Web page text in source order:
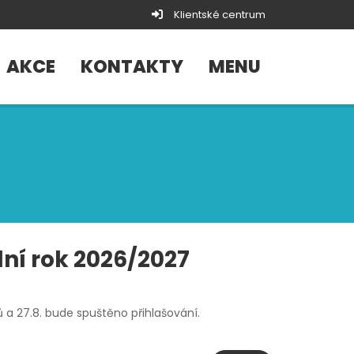
Klientské centrum
AKCE KONTAKTY MENU
rok 2026/2027
27.8. bude spuštěno přihlašování.